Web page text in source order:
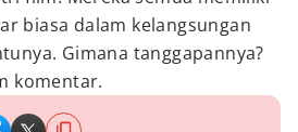
biasa dalam kelangsungan
Gimana tanggapannya?
komentar.